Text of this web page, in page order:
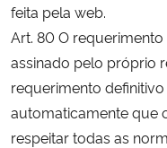
Ministério do Turismo
Ministério do Desenvolvimento
Controladoria-Geral da União
feita pela web.
Art. 80 O
assinado pelo próprio
requerimento
automaticamente que
respeitar todas as